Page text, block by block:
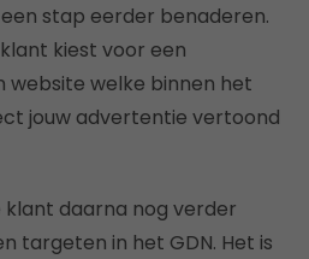
stap eerder benaderen.
kiest voor een
website welke binnen het
jouw advertentie vertoond
daarna nog verder
targeten in het GDN. Het is